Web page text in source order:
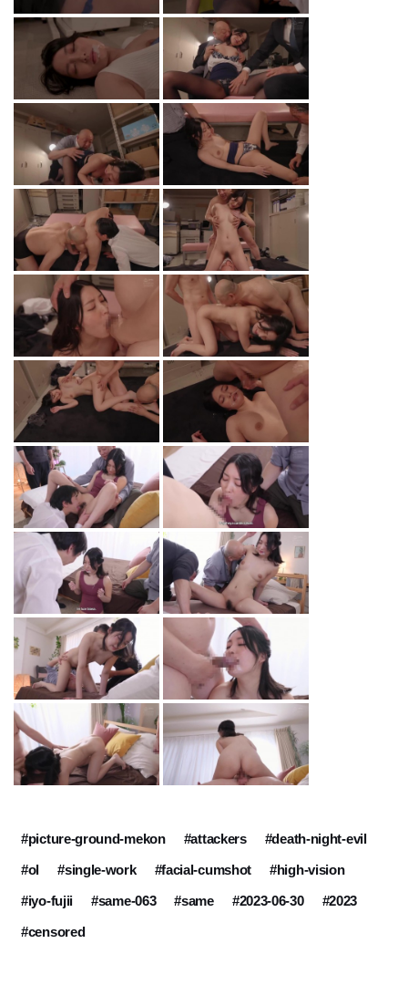
#picture-ground-mekon #attackers
#death-night-evil
#ol
#single-work #facial-cumshot
#high-vision
#iyo-fujii
#same-063 #same #2023-06-30
#2023
#censored